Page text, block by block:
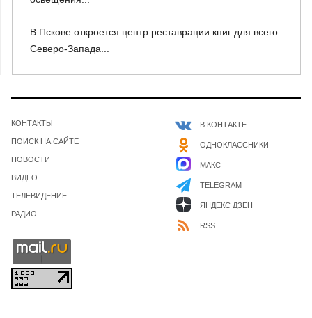
В Пскове откроется центр реставрации книг для всего
Северо-Запада...
КОНТАКТЫ
ПОИСК НА САЙТЕ
НОВОСТИ
ВИДЕО
ТЕЛЕВИДЕНИЕ
РАДИО
В КОНТАКТЕ
ОДНОКЛАССНИКИ
МАКС
TELEGRAM
ЯНДЕКС ДЗЕН
RSS